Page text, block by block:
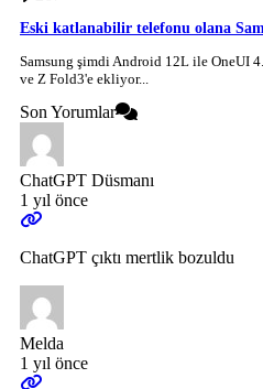
Eski katlanabilir telefonu olana
Samsung şimdi Android 12L ile OneUI
ve Z Fold3'e ekliyor...
Son Yorumlar
ChatGPT Düsmanı
1 yıl önce
ChatGPT çıktı mertlik bozuldu
Melda
1 yıl önce